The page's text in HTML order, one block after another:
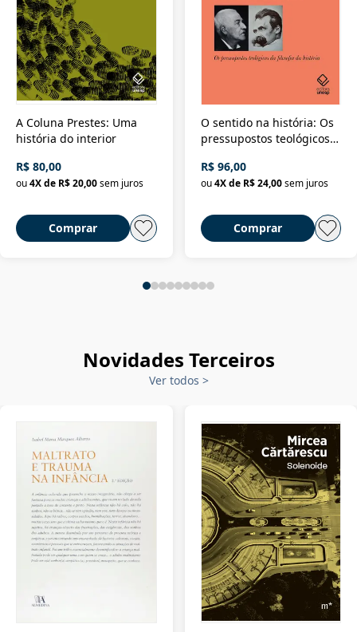
A Coluna Prestes: Uma
história do interior
R$ 80,00
ou4X de R$ 20,00sem juros
Comprar
O sentido na história: Os
pressupostos teológicos
R$ 96,00
ou 4X de R$ 24,00 sem juros
Comprar
Novidades Terceiros
Ver todos >